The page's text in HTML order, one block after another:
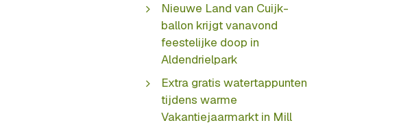
Nieuwe Land van Cuijk-
ballon krijgt vanavond
feestelijke doop in
Aldendrielpark
Extra gratis watertappunten
tijdens warme
Vakantiejaarmarkt in Mill